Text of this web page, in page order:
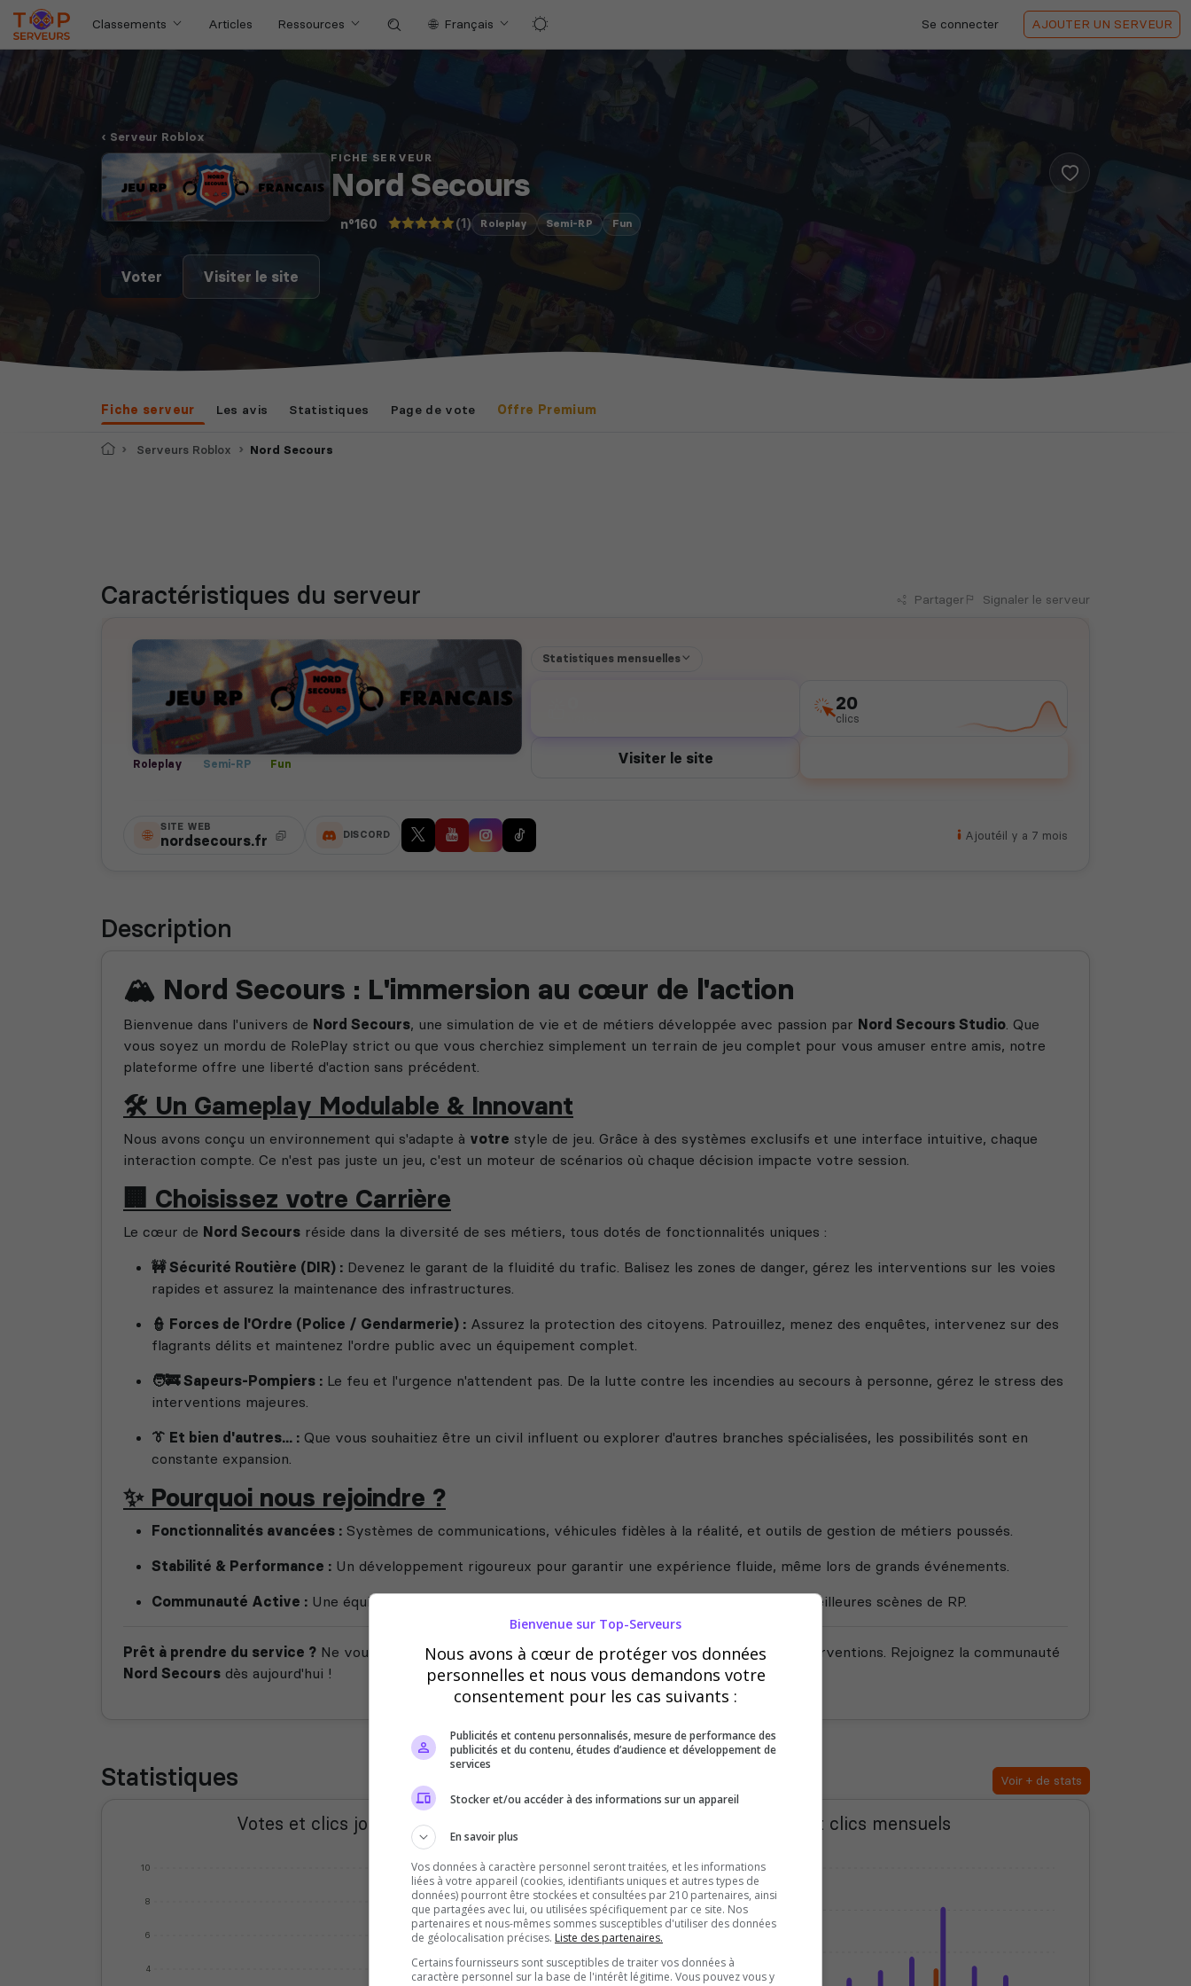
Classements Articles Ressources Français Se connecter AJOUTER UN SERVEUR
Serveur Roblox
FICHE SERVEUR
Nord Secours
n°160 (1) Roleplay Semi-RP Fun
Voter Visiter le site
Fiche serveur Les avis Statistiques Page de vote Offre Premium
AccueilServeurs Roblox Nord Secours
Caractéristiques du serveur Partager Signaler le serveur
Roleplay Semi-RP Fun
Statistiques mensuelles
20
clics
Visiter le site
SITE WEB
nordsecours.fr DISCORD Ajoutéil y a 7 mois
Description
🏔️ Nord Secours : L'immersion au cœur de l'action
Bienvenue dans l'univers de Nord Secours, une simulation de vie et de métiers développée avec passion par Nord Secours Studio. Que
vous soyez un mordu de RolePlay strict ou que vous cherchiez simplement un terrain de jeu complet pour vous amuser entre amis, notre
plateforme offre une liberté d'action sans précédent.
🛠️ Un Gameplay Modulable & Innovant
Nous avons conçu un environnement qui s'adapte à votre style de jeu. Grâce à des systèmes exclusifs et une interface intuitive, chaque
interaction compte. Ce n'est pas juste un jeu, c'est un moteur de scénarios où chaque décision impacte votre session.
🏢 Choisissez votre Carrière
Le cœur de Nord Secours réside dans la diversité de ses métiers, tous dotés de fonctionnalités uniques :
🚧 Sécurité Routière (DIR) : Devenez le garant de la fluidité du trafic. Balisez les zones de danger, gérez les interventions sur les voies
rapides et assurez la maintenance des infrastructures.
👮 Forces de l'Ordre (Police / Gendarmerie) : Assurez la protection des citoyens. Patrouillez, menez des enquêtes, intervenez sur des
flagrants délits et maintenez l'ordre public avec un équipement complet.
🧑‍🚒 Sapeurs-Pompiers : Le feu et l'urgence n'attendent pas. De la lutte contre les incendies au secours à personne, gérez le stress des
interventions majeures.
👔 Et bien d'autres... : Que vous souhaitiez être un civil influent ou explorer d'autres branches spécialisées, les possibilités sont en
constante expansion.
✨ Pourquoi nous rejoindre ?
Fonctionnalités avancées : Systèmes de communications, véhicules fidèles à la réalité, et outils de gestion de métiers poussés.
Stabilité & Performance : Un développement rigoureux pour garantir une expérience fluide, même lors de grands événements.
Communauté Active : Une équipe à l'écoute et des joueurs passionnés pour créer ensemble les meilleures scènes de RP.
Prêt à prendre du service ? Ne vous contentez plus de regarder, devenez l'acteur principal de vos interventions. Rejoignez la communauté
Nord Secours dès aujourd'hui !
Statistiques Voir + de stats
Votes et clics journaliers
4
6
8
10
Votes et clics mensuels
150
200
Bienvenue sur Top-Serveurs
Nous avons à cœur de protéger vos données
personnelles et nous vous demandons votre
consentement pour les cas suivants :
Publicités et contenu personnalisés, mesure de performance des
publicités et du contenu, études d’audience et développement de
services
Stocker et/ou accéder à des informations sur un appareil
En savoir plus
Vos données à caractère personnel seront traitées, et les informations
liées à votre appareil (cookies, identifiants uniques et autres types de
données) pourront être stockées et consultées par 210 partenaires, ainsi
que partagées avec lui, ou utilisées spécifiquement par ce site. Nos
partenaires et nous-mêmes sommes susceptibles d'utiliser des données
de géolocalisation précises. Liste des partenaires.
Certains fournisseurs sont susceptibles de traiter vos données à
caractère personnel sur la base de l'intérêt légitime. Vous pouvez vous y